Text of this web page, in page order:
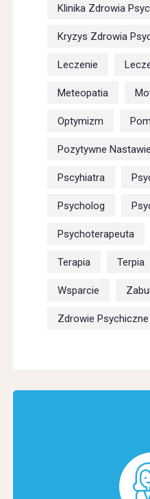
Klinika Zdrowia
Kryzys Zdrowia
Leczenie
Meteopatia
Optymizm
Pozytywne
Pscyhiatra
Psycholog
Psychoterapeuta
Terapia Terpia
Wsparcie
Zdrowie Psychiczne